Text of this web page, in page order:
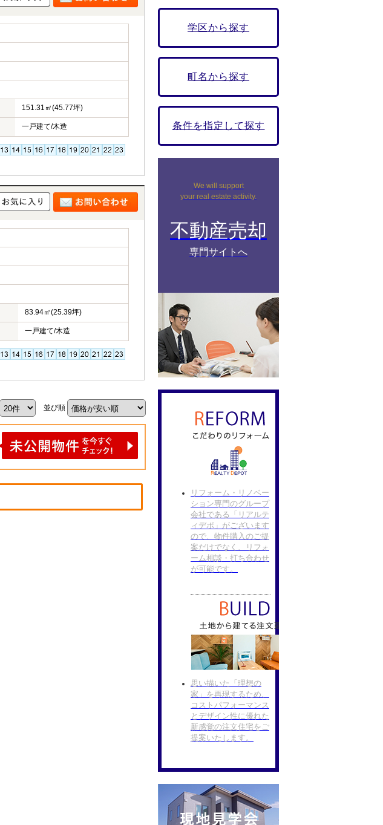
151.31㎡(45.77坪)
一戸建て/木造
83.94㎡(25.39坪)
一戸建て/木造
並び順
学区から探す
町名から探す
条件を指定して探す
We will support
your real estate activity.
不動産売却
専門サイトへ
リフォーム・リノベー
ション専門のグループ
会社である「リアルテ
ィデポ」がございます
ので、物件購入のご提
案だけでなく、リフォ
ーム相談・打ち合わせ
が可能です。
思い描いた「理想の
家」を再現するため、
コストパフォーマンス
とデザイン性に優れた
新感覚の注文住宅をご
提案いたします。